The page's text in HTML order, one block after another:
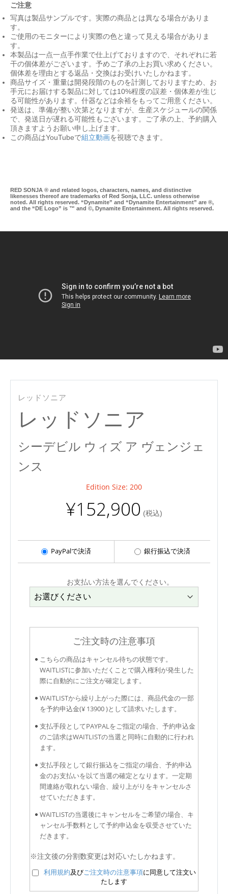
ご注意
写真は製品サンプルです。実際の商品とは異なる場合がありま
す。
ご使用のモニターにより実際の色と違って見える場合がありま
す。
本製品は一点一点手作業で仕上げておりますので、それぞれに若
干の個体差がございます。予めご了承の上お買い求めください。
個体差を理由とする返品・交換はお受けいたしかねます。
商品サイズ・重量は開発段階のものを計測しておりますため、お
手元にお届けする製品に対しては10%程度の誤差・個体差が生じ
る可能性があります。什器などは余裕をもってご用意ください。
発送は、準備が整い次第となりますが、生産スケジュールの関係
で、発送日が遅れる可能性もございます。ご了承の上、予約購入
頂きますようお願い申し上げます。
この商品はYouTubeで組立動画を視聴できます。
RED SONJA ® and related logos, characters, names, and distinctive
likenesses thereof are trademarks of Red Sonja, LLC. unless otherwise
noted. All rights reserved. “Dynamite” and “Dynamite Entertainment” are ®,
and the “DE Logo” is ™ and ©, Dynamite Entertainment. All rights reserved.
レッドソニア
レッドソニア
シーデビル ウィズ ア ヴェンジェ
ンス
Edition Size: 200
¥152,900 (税込)
PayPalで決済 銀行振込で決済
お支払い方法を選んでください。
ご注文時の注意事項
こちらの商品はキャンセル待ちの状態です。
WAITLISTに参加いただくことで購入権利が発生した
際に自動的にご注文が確定します。
WAITLISTから繰り上がった際には、商品代金の一部
を予約申込金(¥ 13900 )として請求いたします。
支払手段としてPAYPALをご指定の場合、予約申込金
のご請求はWAITLISTの当選と同時に自動的に行われ
ます。
支払手段として銀行振込をご指定の場合、予約申込
金のお支払いを以て当選の確定となります。一定期
間連絡が取れない場合、繰り上がりをキャンセルさ
せていただきます。
WAITLISTの当選後にキャンセルをご希望の場合、キ
ャンセル手数料として予約申込金を収受させていた
だきます。
※注文後の分割数変更は対応いたしかねます。
利用規約及びご注文時の注意事項に同意して注文い
たします